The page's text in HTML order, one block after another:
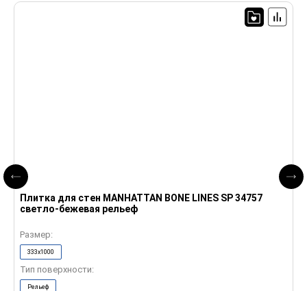
Плитка для стен MANHATTAN BONE LINES SP 34757
светло-бежевая рельеф
Размер:
333x1000
Тип поверхности:
Рельеф